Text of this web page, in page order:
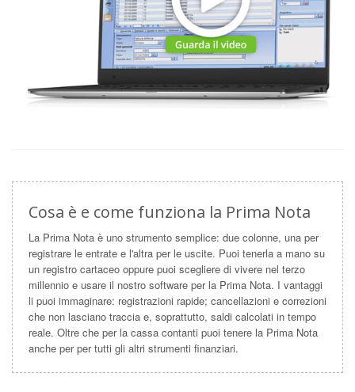
Cosa è e come funziona la Prima Nota
La Prima Nota è uno strumento semplice: due colonne, una per
registrare le entrate e l'altra per le uscite. Puoi tenerla a mano su
un registro cartaceo oppure puoi scegliere di vivere nel terzo
millennio e usare il nostro software per la Prima Nota. I vantaggi
li puoi immaginare: registrazioni rapide; cancellazioni e correzioni
che non lasciano traccia e, soprattutto, saldi calcolati in tempo
reale. Oltre che per la cassa contanti puoi tenere la Prima Nota
anche per per tutti gli altri strumenti finanziari.